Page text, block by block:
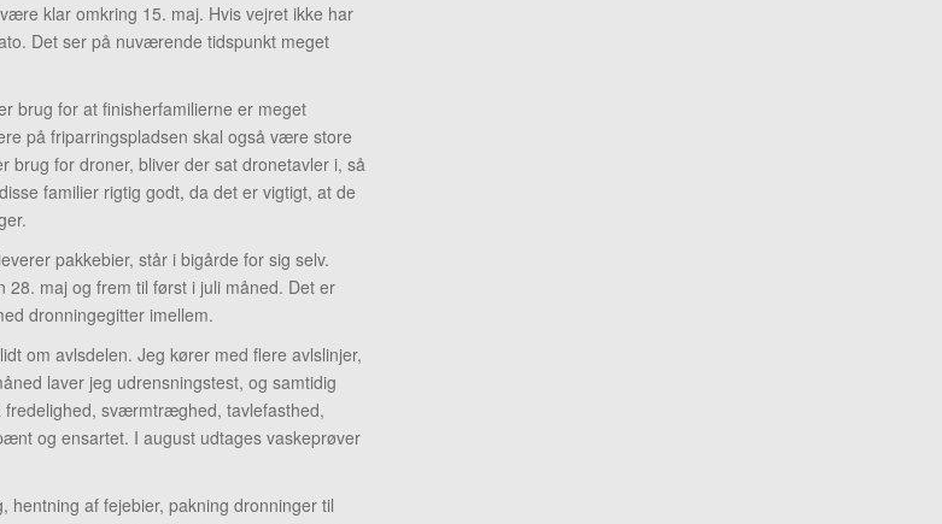
klar omkring 15. maj. Hvis vejret ikke har
Det ser på nuværende tidspunkt meget
brug for at finisherfamilierne er meget
på friparringspladsen skal også være store
brug for droner, bliver der sat dronetavler i, så
familier rigtig godt, da det er vigtigt, at de
pakkebier, står i bigårde for sig selv.
maj og frem til først i juli måned. Det er
dronningegitter imellem.
om avlsdelen. Jeg kører med flere avlslinjer,
laver jeg udrensningstest, og samtidig
sværmtræghed, tavlefasthed,
og ensartet. I august udtages vaskeprøver
af fejebier, pakning dronninger til